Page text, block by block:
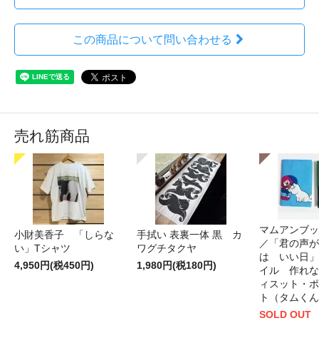
この商品について問い合わせる
売れ筋商品
小財美香子 「しらな
い」Tシャツ
4,950円(税450円)
手拭い 表裏一体 黒 カ
ワグチタクヤ
1,980円(税180円)
マムアンブ
／「君の声
は いい日」
イル 作れ
ィスット・
ト（タムく
SOLD OUT